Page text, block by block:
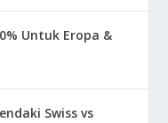
Untuk Eropa &
Swiss vs